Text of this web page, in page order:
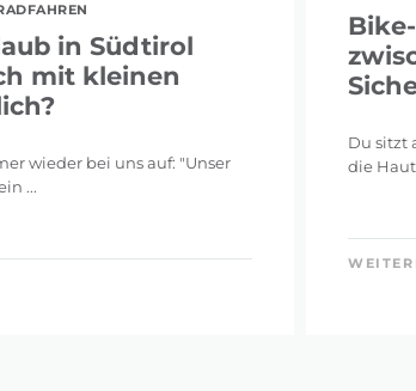
in Südtirol
mit kleinen
wieder bei uns auf: "Unser
...
Du sitzt
die